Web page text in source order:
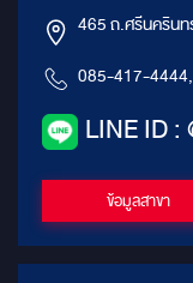
465 ถ.ศรีนครินท
085-417-
LINE ID :
ข้อมูลสาขา